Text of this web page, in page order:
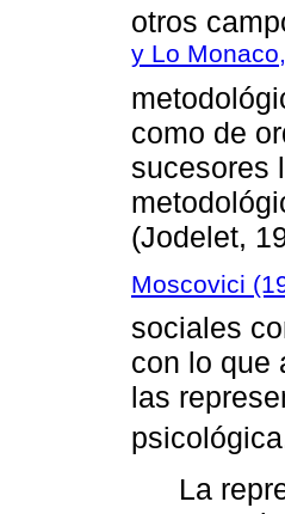
otros
y Lo
como de
sucesores
(Jodelet,
Moscovici
sociales
con lo que
las
La